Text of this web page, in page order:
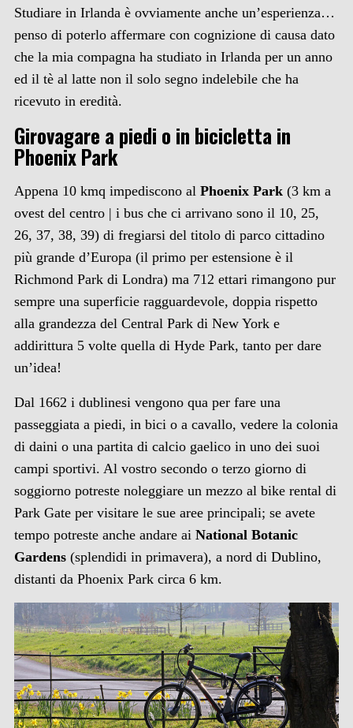
Studiare in Irlanda è ovviamente anche un’esperienza…
penso di poterlo affermare con cognizione di causa dato
che la mia compagna ha studiato in Irlanda per un anno
ed il tè al latte non il solo segno indelebile che ha
ricevuto in eredità.
Girovagare a piedi o in bicicletta in
Phoenix Park
Appena 10 kmq impediscono al Phoenix Park(3 km a
ovest del centro | i bus che ci arrivano sono il 10, 25,
26, 37, 38, 39) di fregiarsi del titolo di parco cittadino
più grande d’Europa (il primo per estensione è il
Richmond Park di Londra) ma 712 ettari rimangono pur
sempre una superficie ragguardevole, doppia rispetto
alla grandezza del Central Park di New York e
addirittura 5 volte quella di Hyde Park, tanto per dare
un’idea!
Dal 1662 i dublinesi vengono qua per fare una
passeggiata a piedi, in bici o a cavallo, vedere la colonia
di daini o una partita di calcio gaelico in uno dei suoi
campi sportivi. Al vostro secondo o terzo giorno di
soggiorno potreste noleggiare un mezzo al bike rental di
Park Gate per visitare le sue aree principali; se avete
tempo potreste anche andare ai National Botanic
Gardens(splendidi in primavera), a nord di Dublino,
distanti da Phoenix Park circa 6 km.